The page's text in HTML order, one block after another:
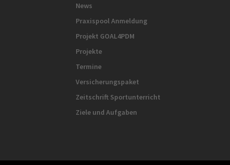
News
Praxispool Anmeldung
Projekt GOAL4PDM
Projekte
Termine
Versicherungspaket
Zeitschrift Sportunterricht
Ziele und Aufgaben